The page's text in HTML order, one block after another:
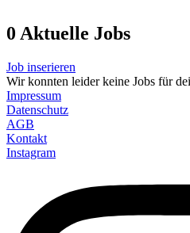
0 Aktuelle Jobs
Job inserieren
Wir konnten leider keine Jobs für
Impressum
Datenschutz
AGB
Kontakt
Instagram